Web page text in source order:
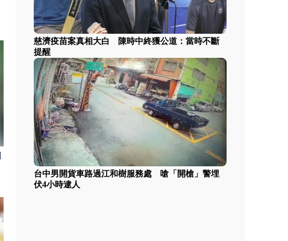
慈濟疫苗案真相大白 陳時中終獲公道：當時不斷
提醒
台中男開貨車路過江和樹服務處 嗆「開槍」警埋
伏4小時逮人